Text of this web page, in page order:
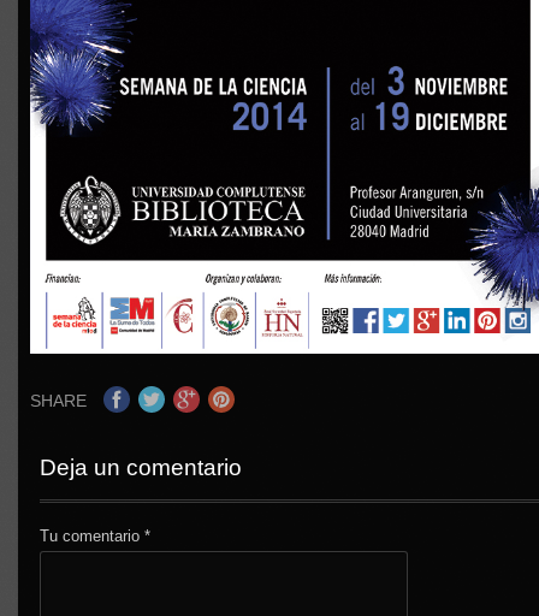
SHARE
Deja un comentario
Tu comentario*